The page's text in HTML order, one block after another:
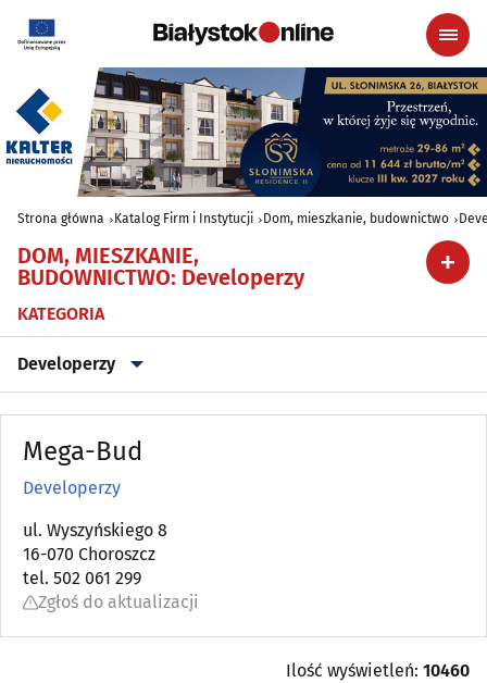
Strona główna Katalog Firm i Instytucji Dom, mieszkanie, budownictwo
DOM, MIESZKANIE,
BUDOWNICTWO: Developerzy
KATEGORIA
Developerzy
Agencje nieruchomości(79)
Antyki
Architektura, architektura wnętrz
Biura projektów
Blacharstwo i dekarstwo(17)
Mega-Bud
Developerzy
ul. Wyszyńskiego 8
16-070 Choroszcz
tel. 502 061 299
Zgłoś do aktualizacji
Ilość wyświetleń: 10460